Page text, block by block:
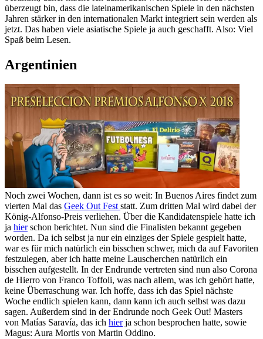
überzeugt bin, dass die lateinamerikanischen Spiele in den nächsten
Jahren stärker in den internationalen Markt integriert sein werden als
jetzt. Das haben viele asiatische Spiele ja auch geschafft. Also: Viel
Spaß beim Lesen.
Argentinien
Noch zwei Wochen, dann ist es so weit: In Buenos Aires findet zum
vierten Mal das Geek Out Feststatt. Zum dritten Mal wird dabei der
König-Alfonso-Preis verliehen. Über die Kandidatenspiele hatte ich
ja hierschon berichtet. Nun sind die Finalisten bekannt gegeben
worden. Da ich selbst ja nur ein einziges der Spiele gespielt hatte,
war es für mich natürlich ein bisschen schwer, mich da auf Favoriten
festzulegen, aber ich hatte meine Lauscherchen natürlich ein
bisschen aufgestellt. In der Endrunde vertreten sind nun also Corona
de Hierro von Franco Toffoli, was nach allem, was ich gehört hatte,
keine Überraschung war. Ich hoffe, dass ich das Spiel nächste
Woche endlich spielen kann, dann kann ich auch selbst was dazu
sagen. Außerdem sind in der Endrunde noch Geek Out! Masters
von Matías Saravía, das ich hierja schon besprochen hatte, sowie
Magus: Aura Mortis von Martin Oddino.